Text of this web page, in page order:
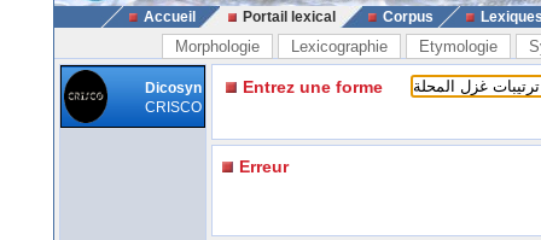
Accueil Portail lexical Corpus
Morphologie Lexicographie Etymologie
Dicosyn
CRISCO
Entrez une forme
Erreur